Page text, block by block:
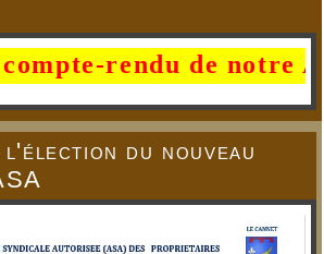
rendu de notre
du nouveau